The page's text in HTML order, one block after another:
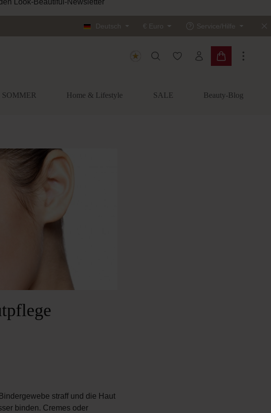
Look-Beautiful-Newsletter
Deutsch € Euro Service/Hilfe
Du hast 0 Produkte auf
Warenkorb
SOMMER Home & Lifestyle SALE Beauty-Blog
straff und die Haut
binden. Cremes oder